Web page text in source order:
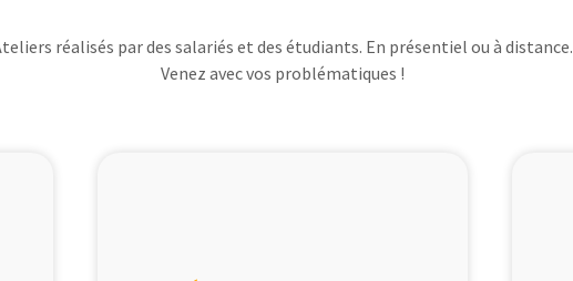
réalisés par des salariés et des étudiants. En présentiel ou à distance.
Venez avec vos problématiques !